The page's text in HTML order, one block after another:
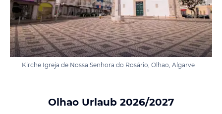
Kirche Igreja de Nossa Senhora do Rosário, Olhao, Algarve
Olhao Urlaub 2026/2027